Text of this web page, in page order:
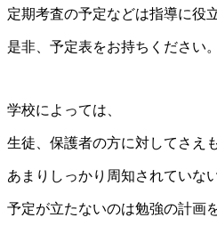
定期考査の予定などは指導に役
是非、予定表をお持ちください。
学校によっては、
生徒、保護者の方に対してさえも
あまりしっかり周知されていな
予定が立たないのは勉強の計画